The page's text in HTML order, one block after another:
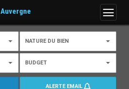
Menu
NATURE DU BIEN
BUDGET
ALERTE EMAIL